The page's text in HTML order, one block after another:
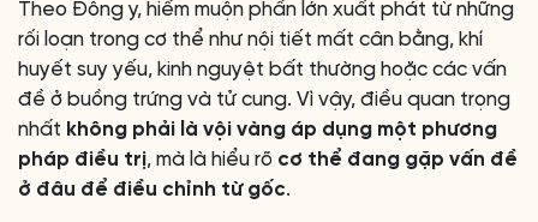
Theo Đông y, hiếm muộn phần lớn xuất phát từ những
rối loạn trong cơ thể như nội tiết mất cân bằng, khí
huyết suy yếu, kinh nguyệt bất thường hoặc các vấn
đề ở buồng trứng và tử cung. Vì vậy, điều quan trọng
nhất không phải là vội vàng áp dụng một phương
pháp điều trị, mà là hiểu rõ cơ thể đang gặp vấn đề
ở đâu để điều chỉnh từ gốc.